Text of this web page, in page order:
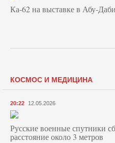
Ка-62 на выставке в Абу-Даби
КОСМОС И МЕДИЦИНА
20:22 12.05.2026
Русские военные спутники
расстояние около 3 метров